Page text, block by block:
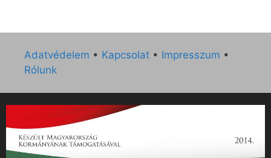
Adatvédelem • Kapcsolat • Impresszum •
Rólunk